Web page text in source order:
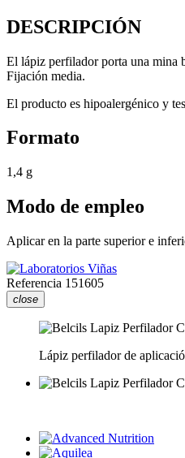
DESCRIPCIÓN
El lápiz perfilador porta una mina
Fijación media.
El producto es hipoalergénico y
Formato
1,4 g
Modo de empleo
Aplicar en la parte superior e
Referencia 151605
close
Lápiz perfilador de